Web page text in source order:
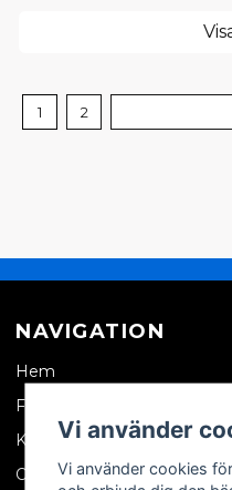
1 2
NAVIGATION
Hem
Företagskund
Kontakta oss
Om oss
Vi använder
Vi använder cookies